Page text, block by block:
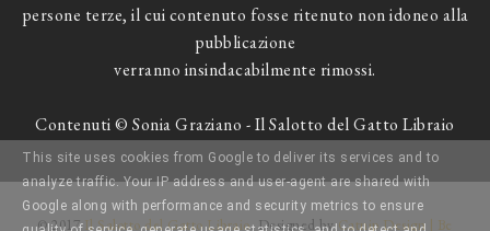
persone terze, il cui contenuto fosse ritenuto non idoneo alla
pubblicazione
verranno insindacabilmente rimossi.
Contenuti © Sonia Graziano - Il Salotto del Gatto Libraio
© 2017Il Salotto del Gatto Libraio. Designed byCatnip Design | Be
This site uses cookies from Google to deliver its services and to
analyze traffic. Your IP address and user-agent are shared with
Google along with performance and security metrics to ensure